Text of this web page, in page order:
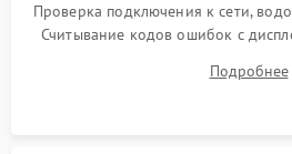
Проверка подключения к сети,
Считывание кодов ошибок с
выявления посторонних шумов,
электронного модуля
Подробнее